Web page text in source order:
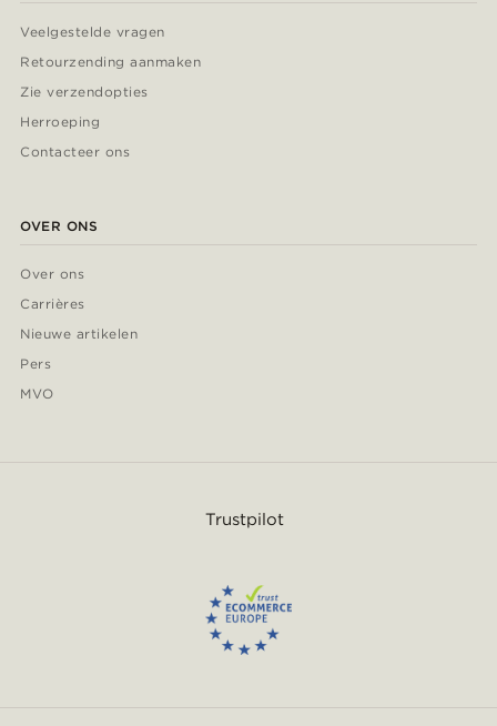
Veelgestelde vragen
Retourzending aanmaken
Zie verzendopties
Herroeping
Contacteer ons
OVER ONS
Over ons
Carrières
Nieuwe artikelen
Pers
MVO
Trustpilot